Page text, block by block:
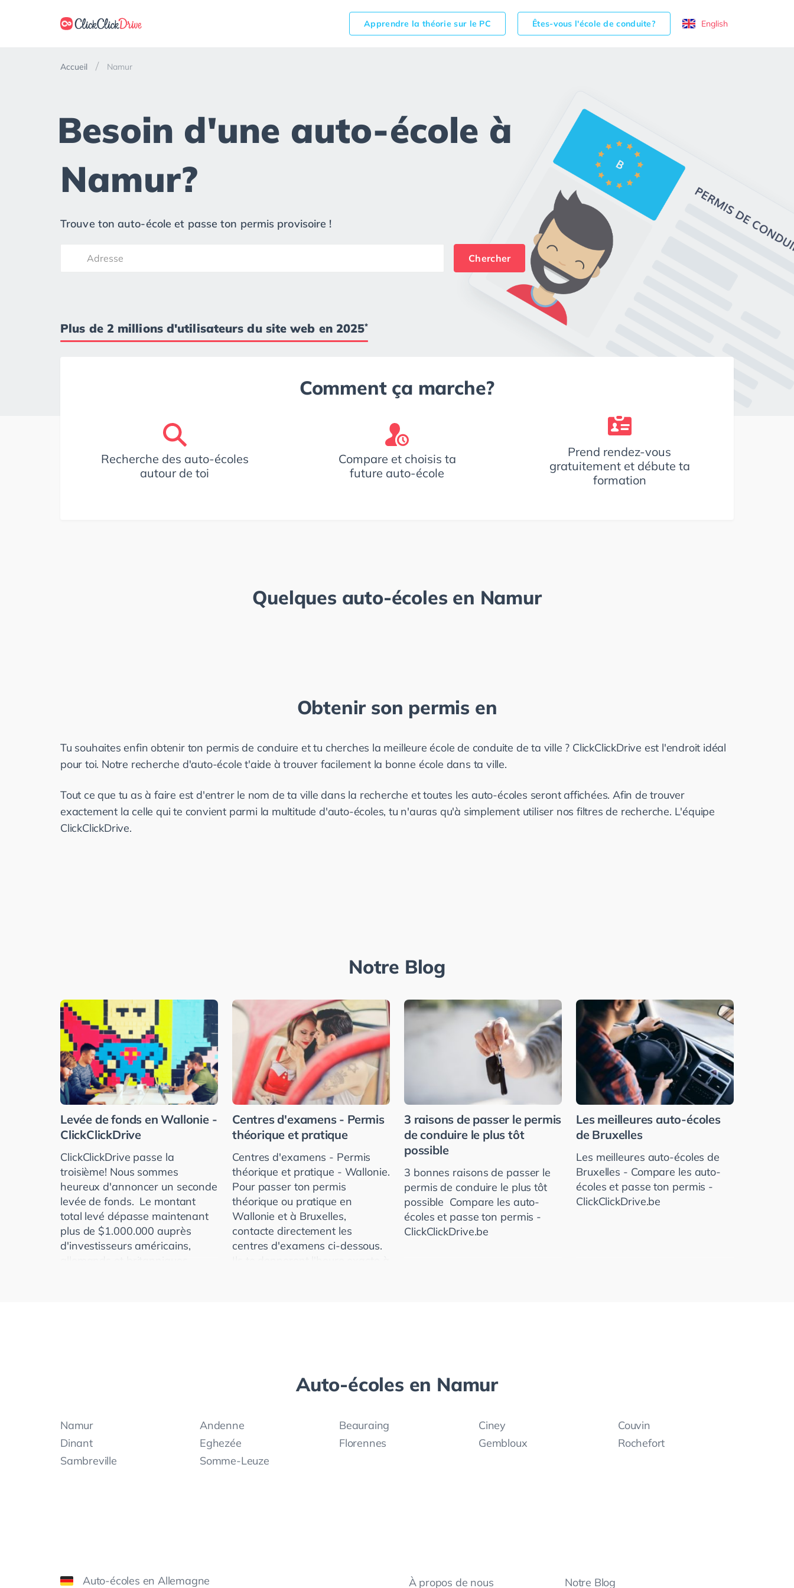
Apprendre la théorie sur le PC Êtes-vous l'école de conduite? English
Accueil Namur
Besoin d'une auto-école à
Namur?
Trouve ton auto-école et passe ton permis provisoire !
Chercher
Plus de 2 millions d'utilisateurs du site web en 2025*
Comment ça marche?
Recherche des auto-écoles
autour de toi
Compare et choisis ta
future auto-école
Prend rendez-vous
gratuitement et débute ta
formation
Quelques auto-écoles en Namur
Obtenir son permis en
Tu souhaites enfin obtenir ton permis de conduire et tu cherches la meilleure école de conduite de ta ville ? ClickClickDrive est l'endroit idéal
pour toi. Notre recherche d'auto-école t'aide à trouver facilement la bonne école dans ta ville.
Tout ce que tu as à faire est d'entrer le nom de ta ville dans la recherche et toutes les auto-écoles seront affichées. Afin de trouver
exactement la celle qui te convient parmi la multitude d'auto-écoles, tu n'auras qu'à simplement utiliser nos filtres de recherche. L'équipe
ClickClickDrive.
Notre Blog
Levée de fonds en Wallonie -
ClickClickDrive
ClickClickDrive passe la
troisième! Nous sommes
heureux d'annoncer un seconde
levée de fonds. Le montant
total levé dépasse maintenant
plus de $1.000.000 auprès
d'investisseurs américains,
Centres d'examens - Permis
théorique et pratique
Centres d'examens - Permis
théorique et pratique - Wallonie.
Pour passer ton permis
théorique ou pratique en
Wallonie et à Bruxelles,
contacte directement les
centres d'examens ci-dessous.
3 raisons de passer le permis
de conduire le plus tôt
possible
3 bonnes raisons de passer le
permis de conduire le plus tôt
possible ­ Compare les auto­
écoles et passe ton permis -
ClickClickDrive.be
Les meilleures auto-écoles
de Bruxelles
Les meilleures auto-écoles de
Bruxelles - Compare les auto-
écoles et passe ton permis -
ClickClickDrive.be
Auto-écoles en Namur
Namur Andenne Beauraing Ciney
Couvin
Dinant
Eghezée Florennes Gembloux
Rochefort
Sambreville
Somme-Leuze
Auto-écoles en Allemagne À propos de nous Notre Blog